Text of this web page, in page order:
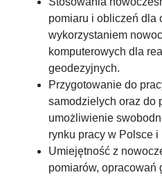
pomiaru i obliczeń dla
wykorzystaniem
komputerowych dla
geodezyjnych.
Przygotowanie do
samodzielych oraz do
umożliwienie
rynku pracy w Polsce i
Umiejętność z
pomiarów, opracowań